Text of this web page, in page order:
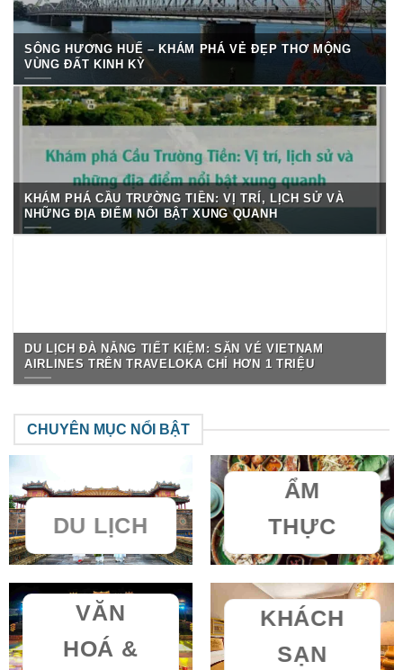
SÔNG HƯƠNG HUẾ – KHÁM PHÁ VẺ ĐẸP THƠ MỘNG
VÙNG ĐẤT KINH KỲ
KHÁM PHÁ CẦU TRƯỜNG TIỀN: VỊ TRÍ, LỊCH SỬ VÀ
NHỮNG ĐỊA ĐIỂM NỔI BẬT XUNG QUANH
DU LỊCH ĐÀ NẴNG TIẾT KIỆM: SĂN VÉ VIETNAM
AIRLINES TRÊN TRAVELOKA CHỈ HƠN 1 TRIỆU
CHUYÊN MỤC NỔI BẬT
DU LỊCH
ẨM
THỰC
VĂN
HOÁ &
KHÁCH
SẠN